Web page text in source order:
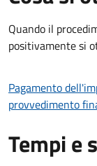
Quando il
positivamente si
Pagamento
provvedimento
Tempi e